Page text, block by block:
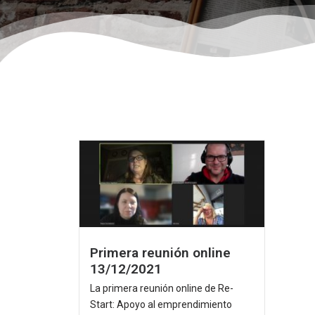
Primera reunión online
13/12/2021
La primera reunión online de Re-
Start: Apoyo al emprendimiento